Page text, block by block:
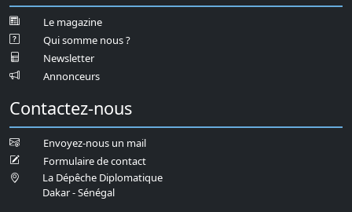
Le magazine
Qui somme nous ?
Newsletter
Annonceurs
Contactez-nous
Envoyez-nous un mail
Formulaire de contact
La Dépêche Diplomatique
Dakar - Sénégal